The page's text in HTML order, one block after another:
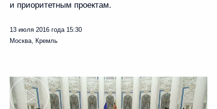
и приоритетным проектам.
13 июля 2016 года 15:30
Москва, Кремль